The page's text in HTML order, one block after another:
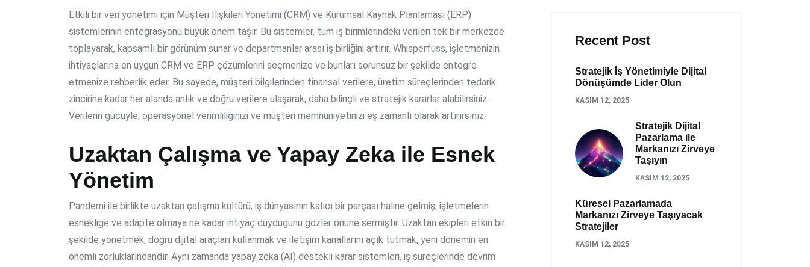
Etkili bir veri yönetimi için Müşteri İlişkileri Yönetimi (CRM) ve Kurumsal Kaynak Planlaması (ERP)
sistemlerinin entegrasyonu büyük önem taşır. Bu sistemler, tüm iş birimlerindeki verileri tek bir merkezde
toplayarak, kapsamlı bir görünüm sunar ve departmanlar arası iş birliğini artırır. Whisperfuss, işletmenizin
ihtiyaçlarına en uygun CRM ve ERP çözümlerini seçmenize ve bunları sorunsuz bir şekilde entegre
etmenize rehberlik eder. Bu sayede, müşteri bilgilerinden finansal verilere, üretim süreçlerinden tedarik
zincirine kadar her alanda anlık ve doğru verilere ulaşarak, daha bilinçli ve stratejik kararlar alabilirsiniz.
Verilerin gücüyle, operasyonel verimliliğinizi ve müşteri memnuniyetinizi eş zamanlı olarak artırırsınız.
Uzaktan Çalışma ve Yapay Zeka ile Esnek
Yönetim
Pandemi ile birlikte uzaktan çalışma kültürü, iş dünyasının kalıcı bir parçası haline gelmiş, işletmelerin
esnekliğe ve adapte olmaya ne kadar ihtiyaç duyduğunu gözler önüne sermiştir. Uzaktan ekipleri etkin bir
şekilde yönetmek, doğru dijital araçları kullanmak ve iletişim kanallarını açık tutmak, yeni dönemin en
önemli zorluklarındandır. Aynı zamanda yapay zeka (AI) destekli karar sistemleri, iş süreçlerinde devrim
Recent Post
Stratejik İş Yönetimiyle Dijital
Dönüşümde Lider Olun
KASIM 12, 2025
Stratejik Dijital
Pazarlama ile
Markanızı Zirveye
Taşıyın
KASIM 12, 2025
Küresel Pazarlamada
Markanızı Zirveye Taşıyacak
Stratejiler
KASIM 12, 2025